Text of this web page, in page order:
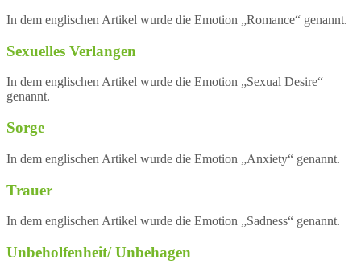
In dem englischen Artikel wurde die Emotion „Romance“ genannt.
Sexuelles Verlangen
In dem englischen Artikel wurde die Emotion „Sexual Desire“
genannt.
Sorge
In dem englischen Artikel wurde die Emotion „Anxiety“ genannt.
Trauer
In dem englischen Artikel wurde die Emotion „Sadness“ genannt.
Unbeholfenheit/ Unbehagen